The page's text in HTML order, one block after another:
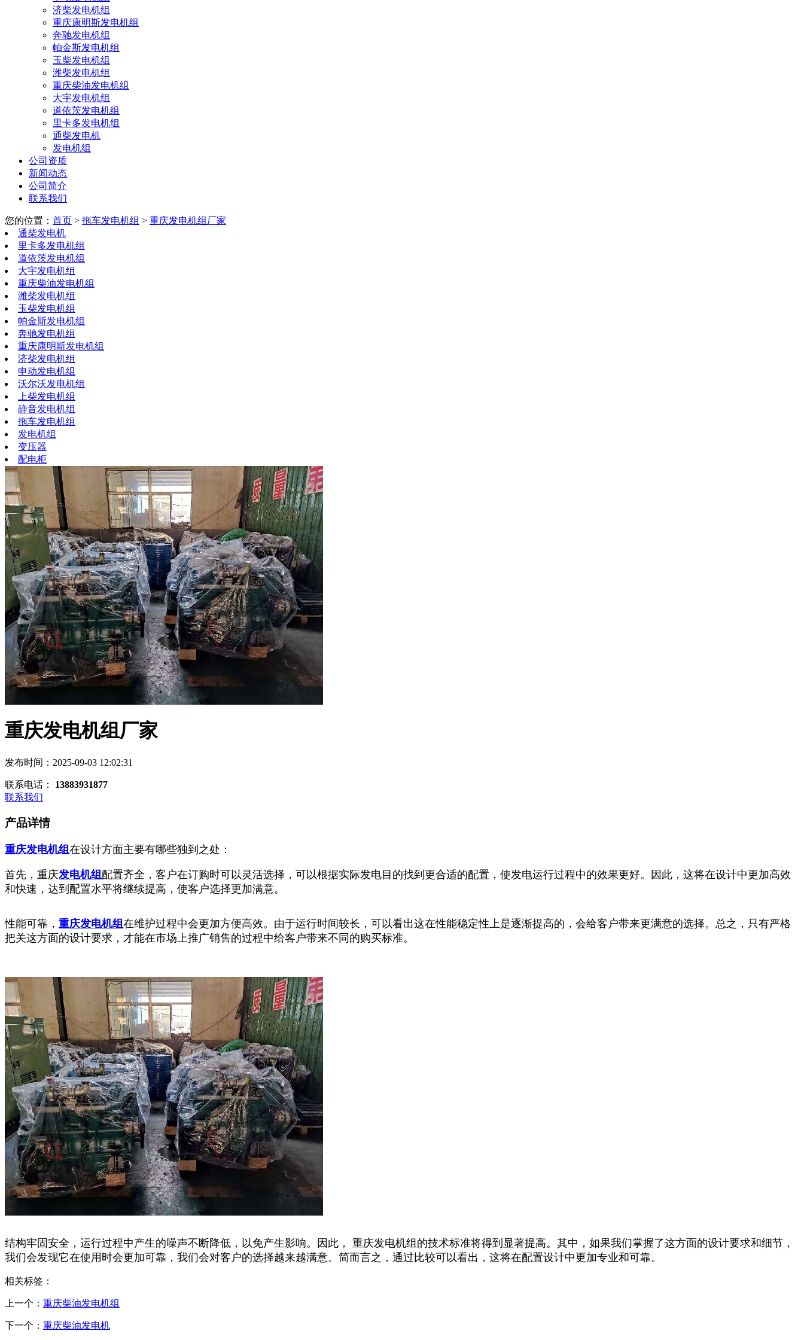
济柴发电机组
重庆康明斯发电机组
奔驰发电机组
帕金斯发电机组
玉柴发电机组
潍柴发电机组
重庆柴油发电机组
大宇发电机组
道依茨发电机组
里卡多发电机组
通柴发电机
发电机组
公司资质
新闻动态
公司简介
联系我们
您的位置： 首页 > 拖车发电机组 > 重庆发电机组厂家
通柴发电机
里卡多发电机组
道依茨发电机组
大宇发电机组
重庆柴油发电机组
潍柴发电机组
玉柴发电机组
帕金斯发电机组
奔驰发电机组
重庆康明斯发电机组
济柴发电机组
申动发电机组
沃尔沃发电机组
上柴发电机组
静音发电机组
拖车发电机组
发电机组
变压器
配电柜
重庆发电机组厂家
发布时间：2025-09-03 12:02:31
联系电话：
13883931877
联系我们
产品详情
重庆发电机组 在设计方面主要有哪些独到之处：
首先，重庆发电机组 配置齐全，客户在订购时可以灵活选择，可以根据实际发电目的找到更合适的配置，使发电运行过程中的效果更好。因此，这将在设计中更加高效
和快速，达到配置水平将继续提高，使客户选择更加满意。
性能可靠， 重庆发电机组 在维护过程中会更加方便高效。由于运行时间较长，可以看出这在性能稳定性上是逐渐提高的，会给客户带来更满意的选择。总之，只有严格
把关这方面的设计要求，才能在市场上推广销售的过程中给客户带来不同的购买标准。
结构牢固安全，运行过程中产生的噪声不断降低，以免产生影响。因此， 重庆发电机组的技术标准将得到显著提高。其中，如果我们掌握了这方面的设计要求和细节，
我们会发现它在使用时会更加可靠，我们会对客户的选择越来越满意。简而言之，通过比较可以看出，这将在配置设计中更加专业和可靠。
相关标签：
上一个： 重庆柴油发电机组
下一个： 重庆柴油发电机